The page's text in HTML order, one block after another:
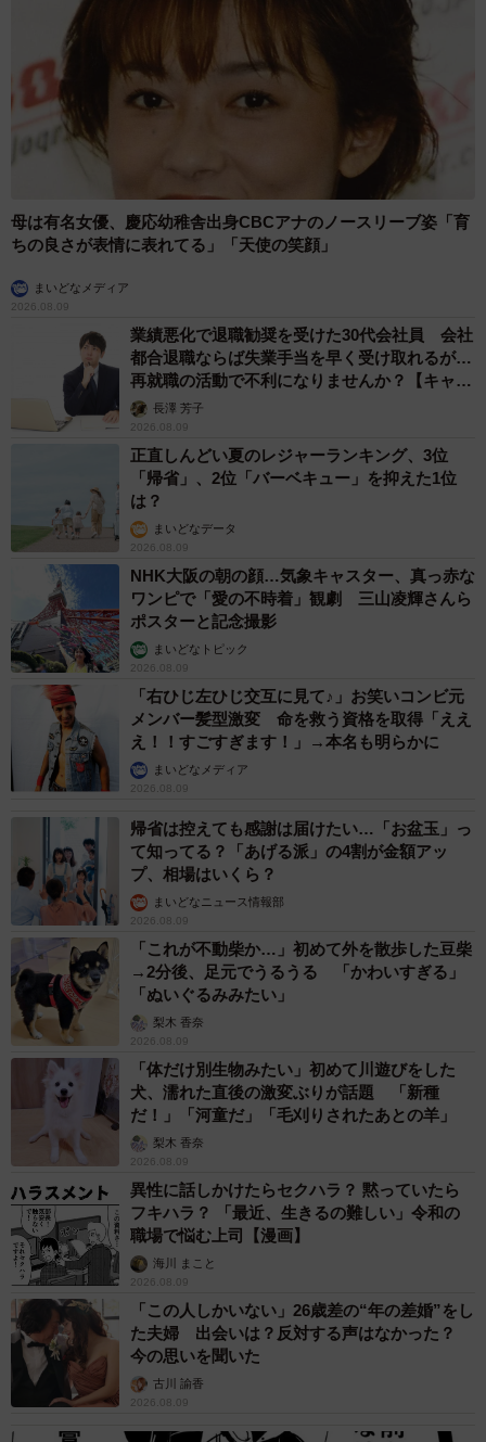
母は有名女優、慶応幼稚舎出身CBCアナのノースリーブ姿「育
ちの良さが表情に表れてる」「天使の笑顔」
まいどなメディア
2026.08.09
業績悪化で退職勧奨を受けた30代会社員 会社
都合退職ならば失業手当を早く受け取れるが…
再就職の活動で不利になりませんか？【キャリ
アカウンセラーが解説】
長澤 芳子
2026.08.09
正直しんどい夏のレジャーランキング、3位
「帰省」、2位「バーベキュー」を抑えた1位
は？
まいどなデータ
2026.08.09
NHK大阪の朝の顔…気象キャスター、真っ赤な
ワンピで「愛の不時着」観劇 三山凌輝さんら
ポスターと記念撮影
まいどなトピック
2026.08.09
「右ひじ左ひじ交互に見て♪」お笑いコンビ元
メンバー髪型激変 命を救う資格を取得「ええ
え！！すごすぎます！」→本名も明らかに
まいどなメディア
2026.08.09
帰省は控えても感謝は届けたい…「お盆玉」っ
て知ってる？「あげる派」の4割が金額アッ
プ、相場はいくら？
まいどなニュース情報部
2026.08.09
「これが不動柴か…」初めて外を散歩した豆柴
→2分後、足元でうるうる 「かわいすぎる」
「ぬいぐるみみたい」
梨木 香奈
2026.08.09
「体だけ別生物みたい」初めて川遊びをした
犬、濡れた直後の激変ぶりが話題 「新種
だ！」「河童だ」「毛刈りされたあとの羊」
梨木 香奈
2026.08.09
異性に話しかけたらセクハラ？ 黙っていたら
フキハラ？ 「最近、生きるの難しい」令和の
職場で悩む上司【漫画】
海川 まこと
2026.08.09
「この人しかいない」26歳差の“年の差婚”をし
た夫婦 出会いは？反対する声はなかった？
今の思いを聞いた
古川 諭香
2026.08.09